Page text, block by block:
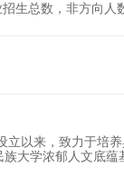
生总数，非方向人
以来，致力于培
大学浓郁人文底蕴